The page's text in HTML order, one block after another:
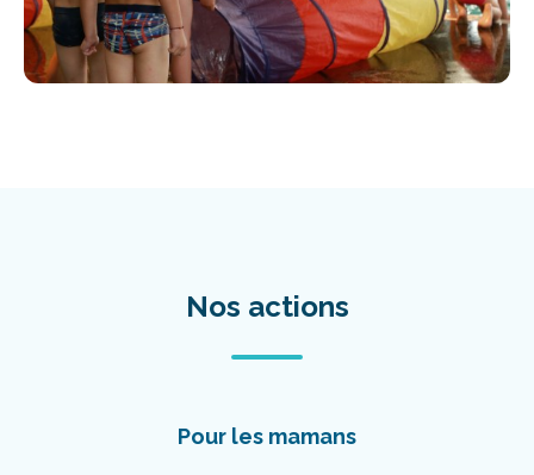
Nos actions
Pour les mamans